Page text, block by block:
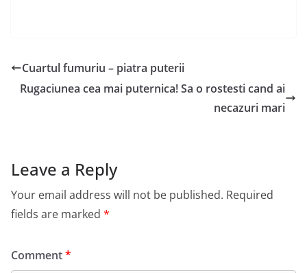
Cuartul fumuriu – piatra puterii
Rugaciunea cea mai puternica! Sa o rostesti cand ai
necazuri mari
Leave a Reply
Your email address will not be published. Required
fields are marked *
Comment*